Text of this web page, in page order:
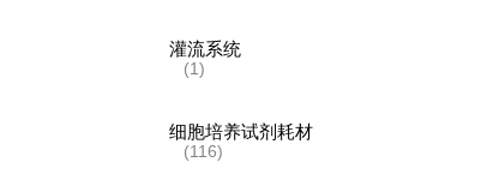
灌流系统
(1)
细胞培养试剂耗材
(116)